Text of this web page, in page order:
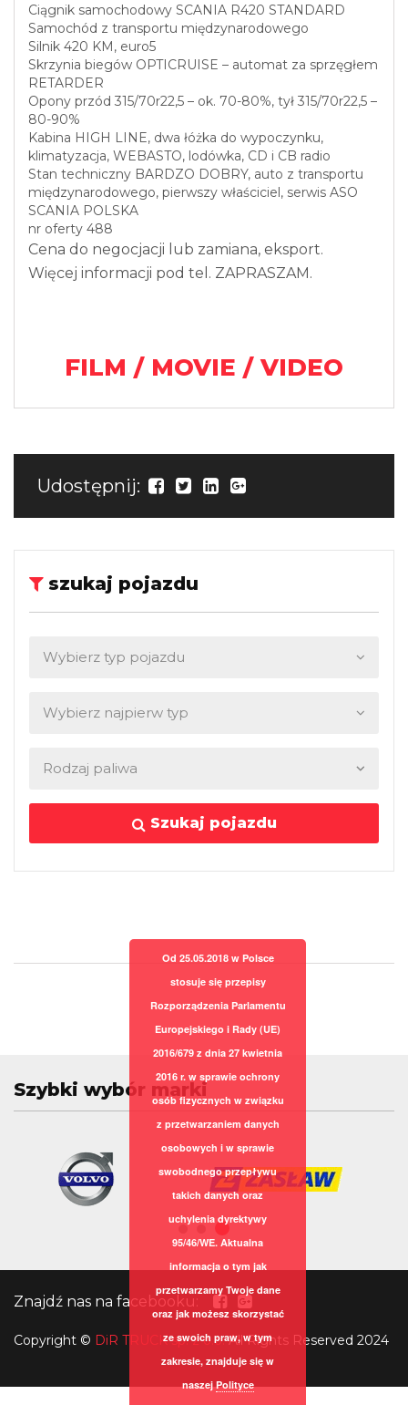
Ciągnik samochodowy SCANIA R420 STANDARD
Samochód z transportu międzynarodowego
Silnik 420 KM, euro5
Skrzynia biegów OPTICRUISE – automat za sprzęgłem
RETARDER
Opony przód 315/70r22,5 – ok. 70-80%, tył 315/70r22,5 –
80-90%
Kabina HIGH LINE, dwa łóżka do wypoczynku,
klimatyzacja, WEBASTO, lodówka, CD i CB radio
Stan techniczny BARDZO DOBRY, auto z transportu
międzynarodowego, pierwszy właściciel, serwis ASO
SCANIA POLSKA
nr oferty 488
Cena do negocjacji lub zamiana, eksport.
Więcej informacji pod tel. ZAPRASZAM.
FILM / MOVIE / VIDEO
Udostępnij:
szukaj pojazdu
Szukaj pojazdu
Szybki wybór marki
Znajdź nas na facebooku:
Copyright © DiR TRUCK sp. z o.o.All Rights Reserved 2024
Od 25.05.2018 w Polsce
stosuje się przepisy
Rozporządzenia Parlamentu
Europejskiego i Rady (UE)
2016/679 z dnia 27 kwietnia
2016 r. w sprawie ochrony
osób fizycznych w związku
z przetwarzaniem danych
osobowych i w sprawie
swobodnego przepływu
takich danych oraz
uchylenia dyrektywy
95/46/WE. Aktualna
informacja o tym jak
przetwarzamy Twoje dane
oraz jak możesz skorzystać
ze swoich praw, w tym
zakresie, znajduje się w
naszejPolityce